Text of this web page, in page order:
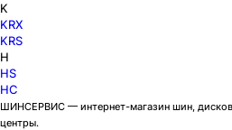
K
KRX
KRS
H
HS
HC
ШИНСЕРВИС — интернет-магазин шин,
центры.